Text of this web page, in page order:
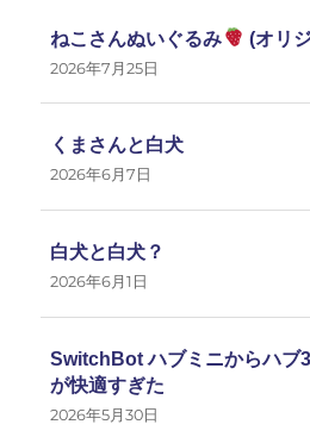
ねこさんぬいぐるみ (オリ
2026年7月25日
くまさんと白犬
2026年6月7日
白犬と白犬？
2026年6月1日
SwitchBot ハブミニからハブ
が快適すぎた
2026年5月30日